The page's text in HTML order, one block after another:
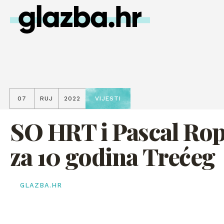
07 RUJ 2022 VIJESTI
SO HRT i Pascal
za 10 godina Trećeg
GLAZBA.HR